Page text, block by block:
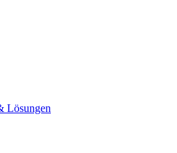
Lösungen